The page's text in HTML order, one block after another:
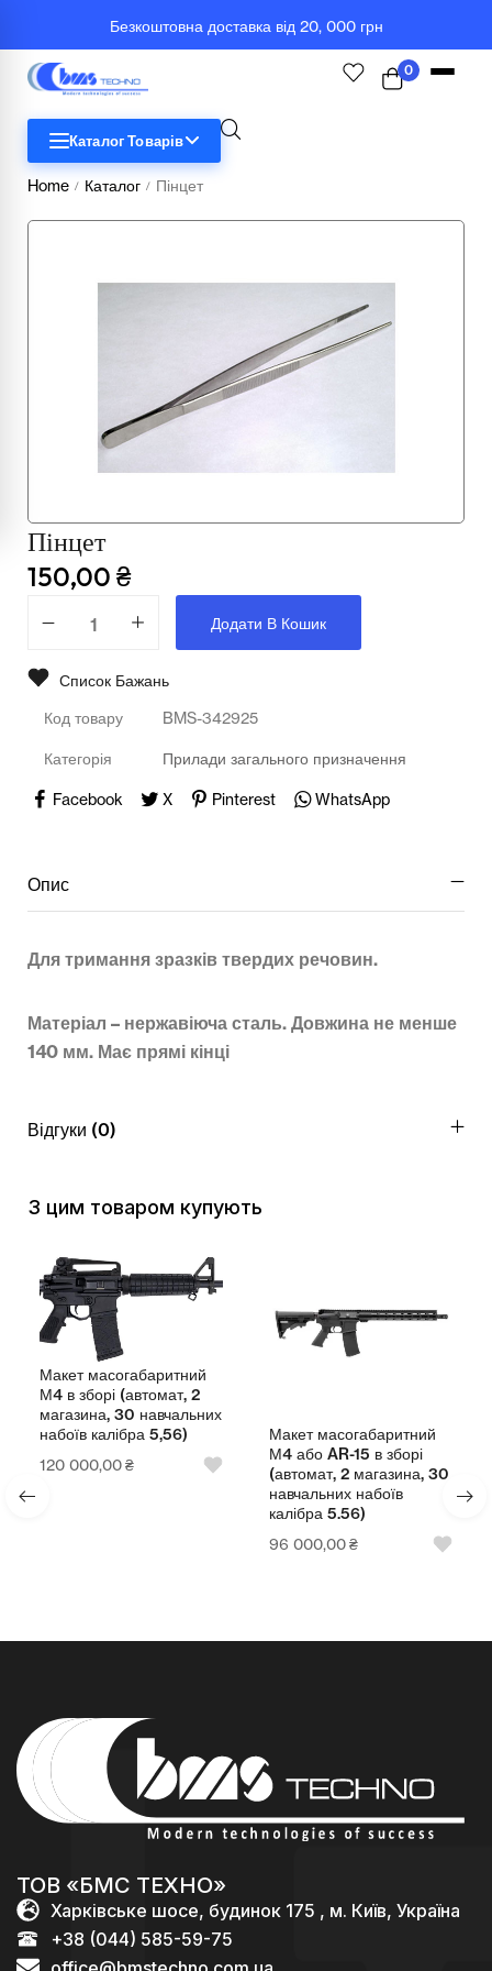
Безкоштовна доставка від 20, 000 грн
0
Каталог Товарів
Комп'ютерна техніка
Меблі
Фізика
Всі товари
Підкатегорії відсутні.
Home / Каталог / Пінцет
Пінцет
150,00 ₴
Додати В Кошик
Список Бажань
Код товару BMS-342925
Категорія Прилади загального призначення
Facebook X Pinterest WhatsApp
Опис
Для тримання зразків твердих речовин.
Матеріал – нержавіюча сталь. Довжина не менше
140 мм. Має прямі кінці
Відгуки (0)
З цим товаром купують
Макет масогабаритний
М4 в зборі (автомат, 2
магазина, 30 навчальних
набоїв калібра 5,56)
120 000,00₴
Макет масогабаритний
М4 або AR-15 в зборі
(автомат, 2 магазина, 30
навчальних набоїв
калібра 5.56)
96 000,00₴
ТОВ «БМС ТЕХНО»
Харківське шосе, будинок 175 , м. Київ, Україна
+38 (044) 585-59-75